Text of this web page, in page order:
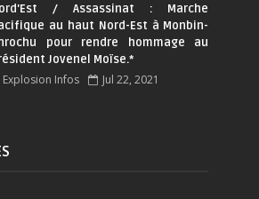
/ Assassinat : Marche
au haut Nord-Est à Monbin-
pour rendre hommage au
Jovenel Moïse.*
Explosion Infos Jul 22, 2021